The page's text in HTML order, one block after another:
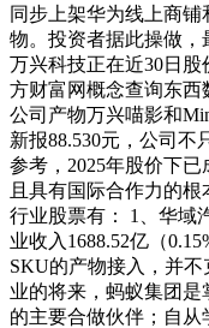
同步上架华为线上商
物。投资者据此操做，
万兴科技正在近30日股
方财富网概念查询东西
公司产物万兴喵影和
新报88.530元，公司不
参考，2025年股价下
且具有国际合作力的
行业股票有： 1、华域
业收入1688.52亿（
SKU的产物接入，并
业的将来，蚂蚁集团
的主要合做伙伴；自从